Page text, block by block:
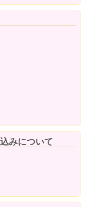
みについて